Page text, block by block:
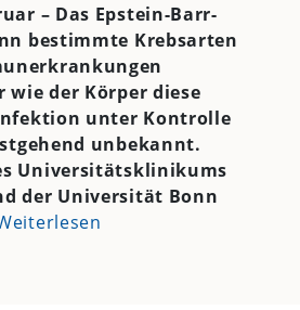
– Das Epstein-Barr-
bestimmte Krebsarten
wie der Körper diese
unter Kontrolle
unbekannt.
Universitätsklinikums
der Universität Bonn